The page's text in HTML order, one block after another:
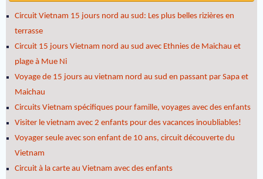
Circuit Vietnam 15 jours nord au sud: Les plus belles rizières en
terrasse
Circuit 15 jours Vietnam nord au sud avec Ethnies de Maichau et
plage à Mue Ni
Voyage de 15 jours au vietnam nord au sud en passant par Sapa et
Maichau
Circuits Vietnam spécifiques pour famille, voyages avec des enfants
Visiter le vietnam avec 2 enfants pour des vacances inoubliables!
Voyager seule avec son enfant de 10 ans, circuit découverte du
Vietnam
Circuit à la carte au Vietnam avec des enfants